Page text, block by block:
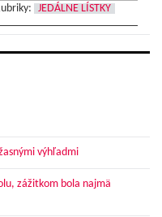
JEDÁLNE LÍSTKY
výhľadmi
zážitkom bola najmä